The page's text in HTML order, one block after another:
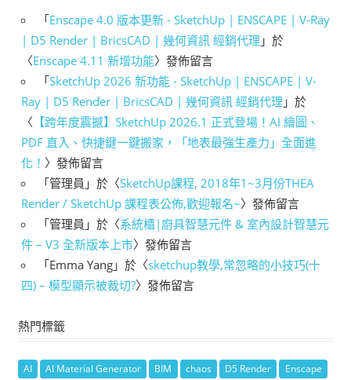
「Enscape 4.0 版本更新 - SketchUp | ENSCAPE | V-Ray
| D5 Render | BricsCAD | 幾何資訊 經銷代理 」於
〈Enscape 4.11 新增功能〉發佈留言
「SketchUp 2026 新功能 - SketchUp | ENSCAPE | V-
Ray | D5 Render | BricsCAD | 幾何資訊 經銷代理 」於
〈 【跨年度震撼】SketchUp 2026.1 正式登場！AI 繪圖、
PDF 直入、快捷鍵一鍵搬家，「地表最強生產力」全面進
化！ 〉發佈留言
「管理員 」於〈SketchUp課程, 2018年1~3月份THEA
Render / SketchUp 課程表公佈,歡迎報名~〉發佈留言
「管理員 」於〈系統櫃|廚具智慧元件 & 室內設計智慧元
件 – V3 全新版本上市〉發佈留言
「Emma Yang 」於〈sketchup教學,常忽略的小技巧(十
四) – 模型顯示被裁切?〉發佈留言
熱門標籤
AI AI Material Generator BIM chaos D5 Render Enscape